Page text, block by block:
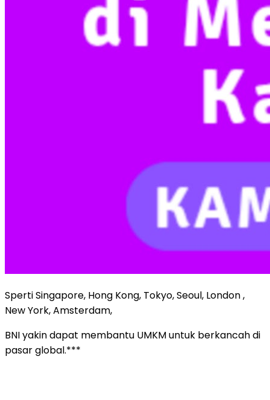
Sperti Singapore, Hong Kong, Tokyo, Seoul, London ,
New York, Amsterdam,
BNI yakin dapat membantu UMKM untuk berkancah di
pasar global.***